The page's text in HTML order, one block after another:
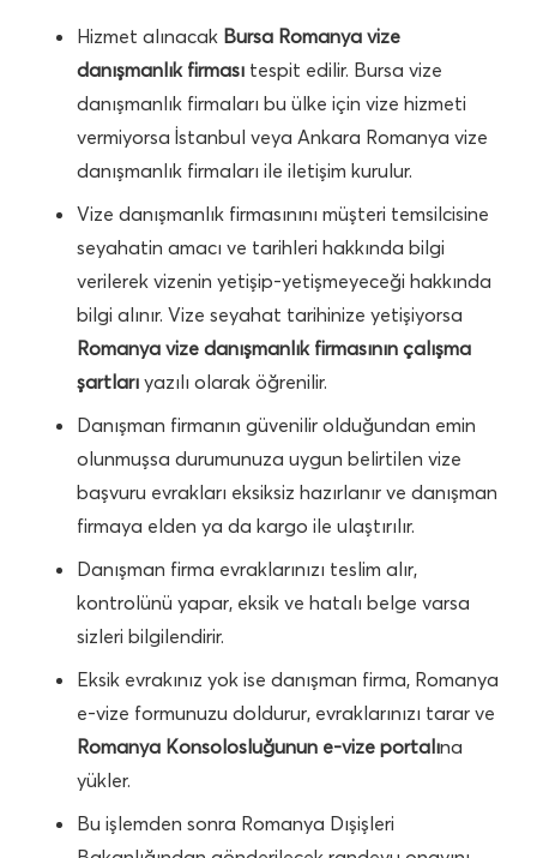
Hizmet alınacak Bursa Romanya vize
danışmanlık firması tespit edilir. Bursa vize
danışmanlık firmaları bu ülke için vize hizmeti
vermiyorsa İstanbul veya Ankara Romanya vize
danışmanlık firmaları ile iletişim kurulur.
Vize danışmanlık firmasınını müşteri temsilcisine
seyahatin amacı ve tarihleri hakkında bilgi
verilerek vizenin yetişip-yetişmeyeceği hakkında
bilgi alınır. Vize seyahat tarihinize yetişiyorsa
Romanya vize danışmanlık firmasının çalışma
şartları yazılı olarak öğrenilir.
Danışman firmanın güvenilir olduğundan emin
olunmuşsa durumunuza uygun belirtilen vize
başvuru evrakları eksiksiz hazırlanır ve danışman
firmaya elden ya da kargo ile ulaştırılır.
Danışman firma evraklarınızı teslim alır,
kontrolünü yapar, eksik ve hatalı belge varsa
sizleri bilgilendirir.
Eksik evrakınız yok ise danışman firma, Romanya
e-vize formunuzu doldurur, evraklarınızı tarar ve
Romanya Konsolosluğunun e-vize portalına
yükler.
Bu işlemden sonra Romanya Dışişleri